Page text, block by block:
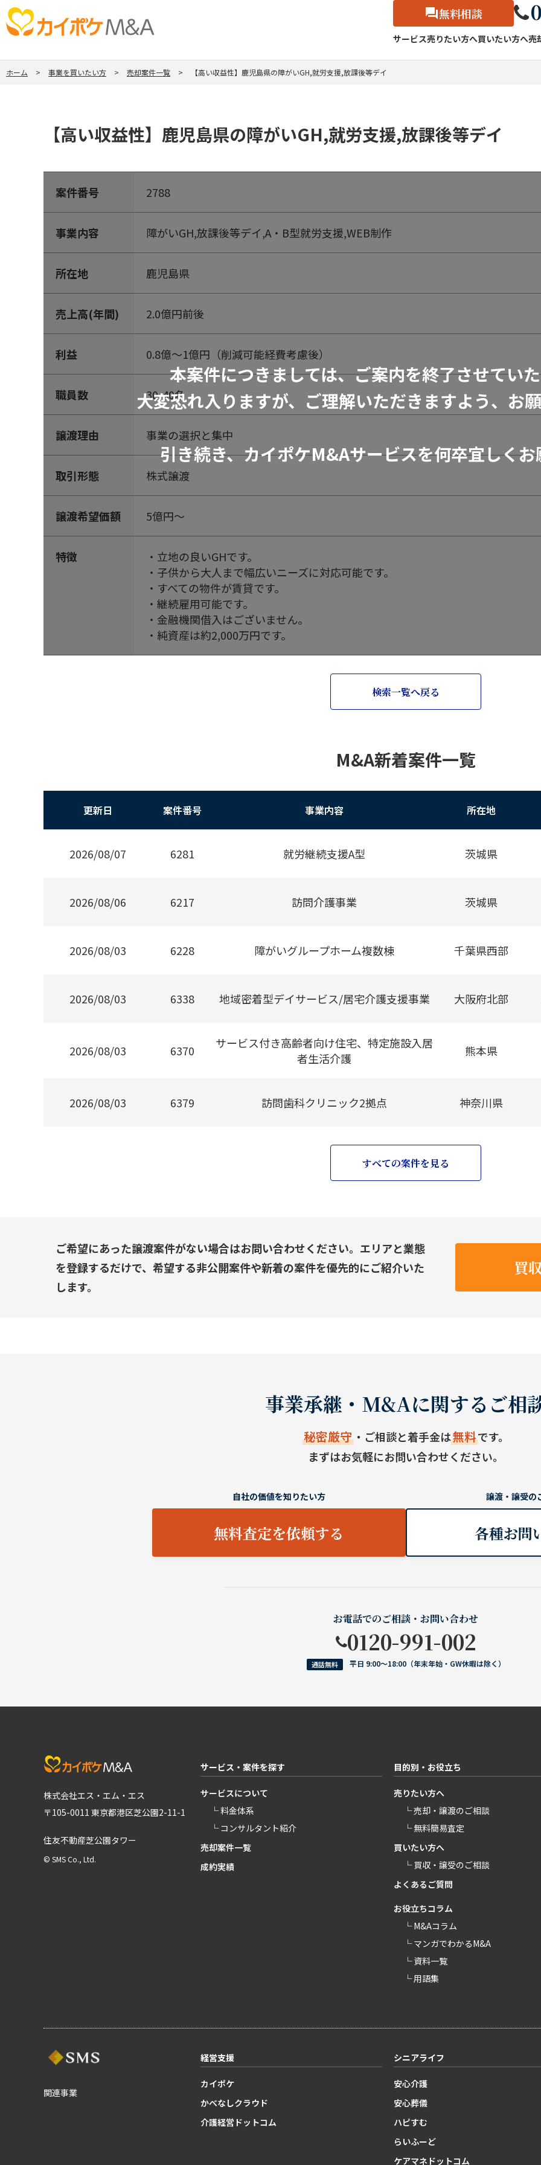
無料相談
サービス売りたい方へ買いたい方へ売
ホーム 事業を買いたい方 売却案件一覧 【高い収益性】鹿児島県の障がいGH,就労支援,放課後等デイ
【高い収益性】鹿児島県の障がいGH,就労支援,放課後等デイ
本案件につきましては、ご案内を終了させてい
大変恐れ入りますが、ご理解いただきますよう、お願
引き続き、カイポケM&Aサービスを何卒宜しくお
案件番号 2788
事業内容 障がいGH,放課後等デイ,A・B型就労支援,WEB制作
所在地 鹿児島県
売上高(年間) 2.0億円前後
利益 0.8億～1億円（削減可能経費考慮後）
職員数 30-40名
譲渡理由 事業の選択と集中
取引形態 株式譲渡
譲渡希望価額 5億円～
特徴
・立地の良いGHです。
・子供から大人まで幅広いニーズに対応可能です。
・すべての物件が賃貸です。
・継続雇用可能です。
・金融機関借入はございません。
・純資産は約2,000万円です。
検索一覧へ戻る
M&A新着案件一覧
更新日 案件番号 事業内容 所在地
2026/08/07 6281 就労継続支援A型 茨城県
2026/08/06 6217 訪問介護事業 茨城県
2026/08/03 6228 障がいグループホーム複数棟 千葉県西部
2026/08/03 6338 地域密着型デイサービス/居宅介護支援事業 大阪府北部
2026/08/03 6370
サービス付き高齢者向け住宅、特定施設入居
者生活介護
熊本県
2026/08/03 6379 訪問歯科クリニック2拠点 神奈川県
すべての案件を見る
ご希望にあった譲渡案件がない場合はお問い合わせください。エリアと業態
を登録するだけで、希望する非公開案件や新着の案件を優先的にご紹介いた
します。
買
事業承継・M&Aに関するご相
秘密厳守 ・ご相談と着手金は無料です。
まずはお気軽にお問い合わせください。
自社の価値を知りたい方
無料査定を依頼する
譲渡・譲受の
各種お問
お電話でのご相談・お問い合わせ
0120-991-002
通話無料 平日 9:00〜18:00（年末年始・GW休暇は除く）
株式会社エス・エム・エス
〒105-0011 東京都港区芝公園2-11-1
住友不動産芝公園タワー
© SMS Co., Ltd.
サービス・案件を探す
サービスについて
└ 料金体系
└ コンサルタント紹介
売却案件一覧
成約実績
目的別・お役立ち
売りたい方へ
└ 売却・譲渡のご相談
└ 無料簡易査定
買いたい方へ
└ 買収・譲受のご相談
よくあるご質問
お役立ちコラム
└ M&Aコラム
└ マンガでわかるM&A
└ 資料一覧
└ 用語集
関連事業
経営支援
カイポケ
かべなしクラウド
介護経営ドットコム
シニアライフ
安心介護
安心葬儀
ハピすむ
らいふーど
ケアマネドットコム